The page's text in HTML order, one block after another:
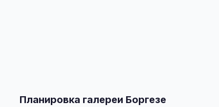
Планировка галереи Боргезе